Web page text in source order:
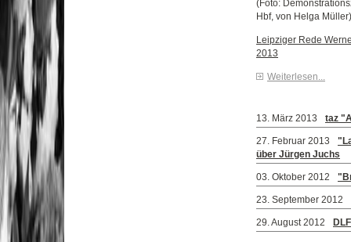
(Foto:
Hbf, von Helga Müller)
Leipziger Rede
2013
Weiterlesen...
13. März 2013 taz
27. Februar 2013
über Jürgen Juchs
03. Oktober 2012
23. September 2012
29. August 2012